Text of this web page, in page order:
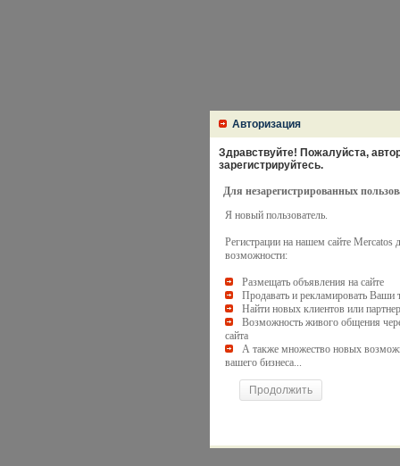
Авторизация
Здравствуйте! Пожалуйста,
зарегистрируйтесь.
Для незарегистрированных
Я новый пользователь.
Регистрации на нашем сайте
возможности:
Размещать объявления на сайте
Продавать и рекламировать Ваши
Найти новых клиентов или
Возможность живого общения
сайта
А также множество новых
вашего бизнеса...